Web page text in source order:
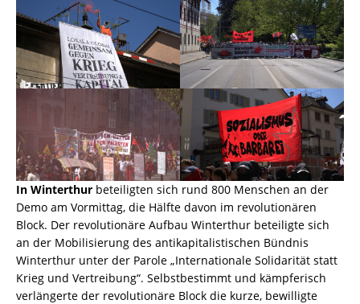
In Winterthur beteiligten sich rund 800 Menschen an der
Demo am Vormittag, die Hälfte davon im revolutionären
Block. Der revolutionäre Aufbau Winterthur beteiligte sich
an der Mobilisierung des antikapitalistischen Bündnis
Winterthur unter der Parole „Internationale Solidarität statt
Krieg und Vertreibung“. Selbstbestimmt und kämpferisch
verlängerte der revolutionäre Block die kurze, bewilligte